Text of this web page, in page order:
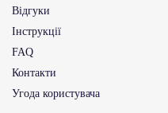
Відгуки
Інструкції
FAQ
Контакти
Угода користувача